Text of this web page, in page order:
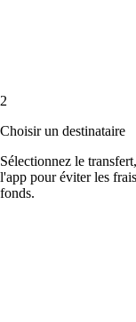
2
Choisir un destinataire
Sélectionnez le
l'app pour éviter les
fonds.